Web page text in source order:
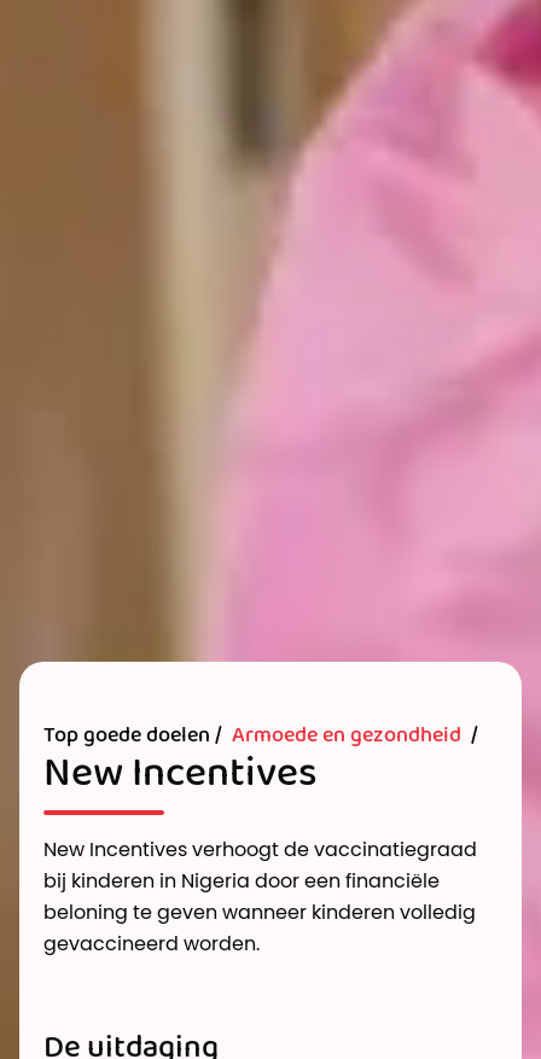
Top goede doelen / Armoede en gezondheid /
New Incentives
New Incentives verhoogt de vaccinatiegraad
bij kinderen in Nigeria door een financiële
beloning te geven wanneer kinderen volledig
gevaccineerd worden.
De uitdaging